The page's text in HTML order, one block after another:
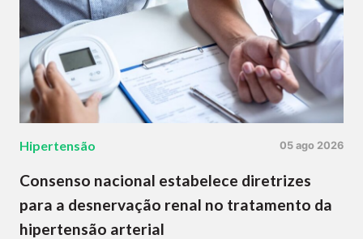
Hipertensão 05 ago 2026
Consenso nacional estabelece diretrizes
para a desnervação renal no tratamento da
hipertensão arterial